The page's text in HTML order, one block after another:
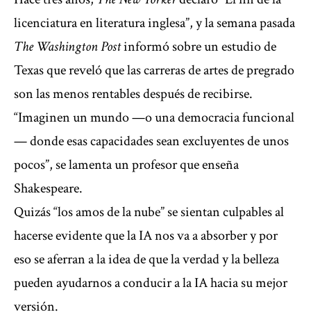
licenciatura en literatura inglesa”, y la semana pasada
The Washington Postinformó sobre un estudio de
Texas que reveló que las carreras de artes de pregrado
son las menos rentables después de recibirse.
“Imaginen un mundo —o una democracia funcional
— donde esas capacidades sean excluyentes de unos
pocos”, se lamenta un profesor que enseña
Shakespeare.
Quizás “los amos de la nube” se sientan culpables al
hacerse evidente que la IA nos va a absorber y por
eso se aferran a la idea de que la verdad y la belleza
pueden ayudarnos a conducir a la IA hacia su mejor
versión.